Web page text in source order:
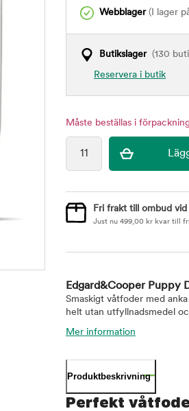
Webblager(I lager
Butikslager(130
Reservera i butik
Måste beställas i
Fri frakt till ombud
Just nu 499,00 kr kvar till
Edgard&Cooper Puppy
Smaskigt våtfoder med
helt utan utfyllnadsmedel
Mer information
Produktbeskrivning
Perfekt